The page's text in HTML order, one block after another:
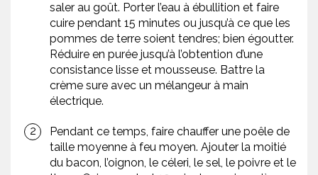
saler au goût. Porter l’eau à ébullition et faire
cuire pendant 15 minutes ou jusqu’à ce que les
pommes de terre soient tendres; bien égoutter.
Réduire en purée jusqu’à l’obtention d’une
consistance lisse et mousseuse. Battre la
crème sure avec un mélangeur à main
électrique.
Pendant ce temps, faire chauffer une poêle de
taille moyenne à feu moyen. Ajouter la moitié
du bacon, l’oignon, le céleri, le sel, le poivre et le